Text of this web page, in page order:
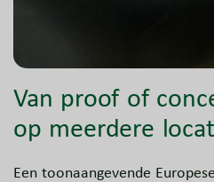
Van proof of
op meerdere
Een toonaangevende